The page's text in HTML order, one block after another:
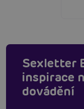
Sexletter
inspirace
dovádění